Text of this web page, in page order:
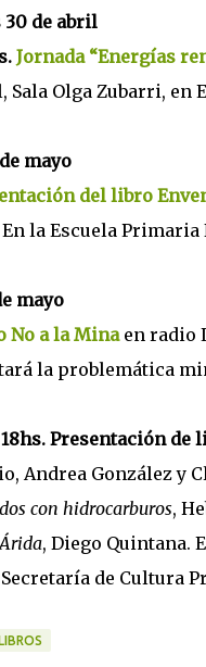
de abril
Jornada “Energías
Olga Zubarri, en
mayo
del libro
la Escuela Primaria
mayo
No a la Minaen radio
la problemática
18hs. Presentación de
Andrea González y
con hidrocarburos,
, Diego Quintana.
de Cultura